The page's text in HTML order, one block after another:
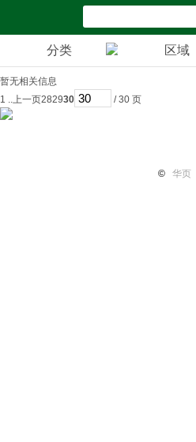
分类 区域
暂无相关信息
1 ..上一页282930 / 30 页
© 华页